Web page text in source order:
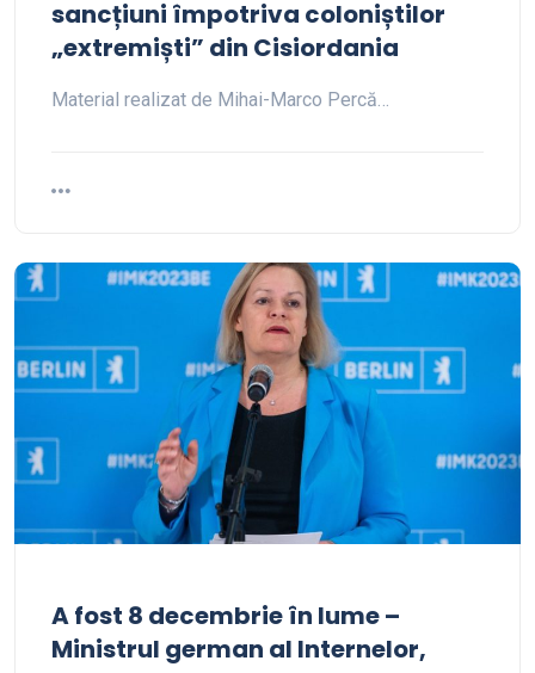
sancțiuni împotriva coloniștilor
„extremiști” din Cisiordania
Material realizat de Mihai-Marco Percă…
A fost 8 decembrie în lume –
Ministrul german al Internelor,